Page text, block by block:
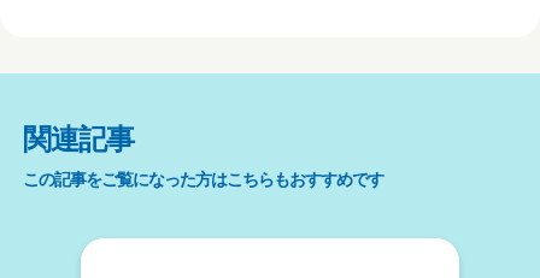
関連記事
この記事をご覧になった方はこちらもおすすめです